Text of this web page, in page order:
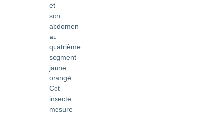
et
son
abdomen
au
quatrième
segment
jaune
orangé.
Cet
insecte
mesure